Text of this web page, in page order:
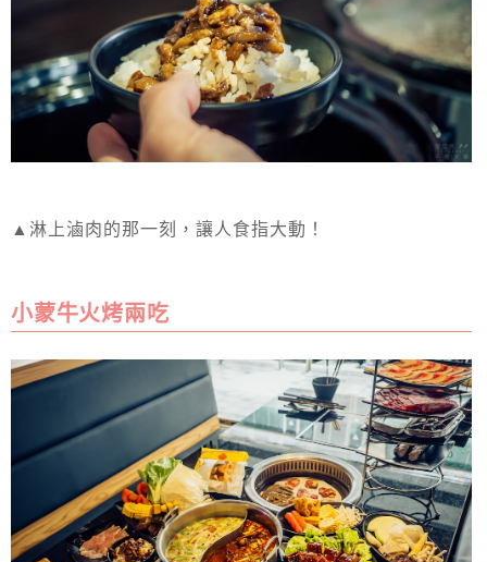
▲淋上滷肉的那一刻，讓人食指大動！
小蒙牛火烤兩吃